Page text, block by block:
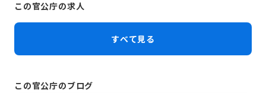
この官公庁の求人
すべて見る
この官公庁のブログ